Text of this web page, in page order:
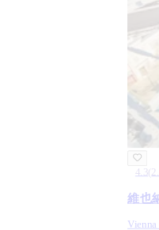
4.3(
維也
Vienna